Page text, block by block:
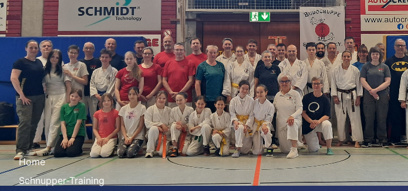
Home
Schnupper-Training